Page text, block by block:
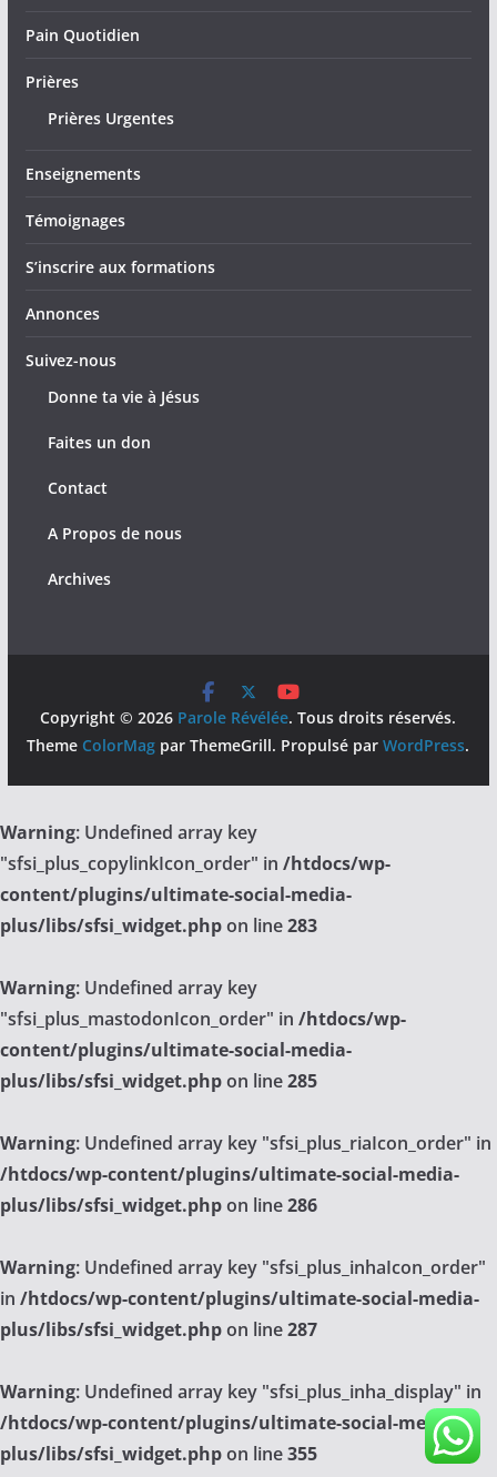
Pain Quotidien
Prières
Prières Urgentes
Enseignements
Témoignages
S’inscrire aux formations
Annonces
Suivez-nous
Donne ta vie à Jésus
Faites un don
Contact
A Propos de nous
Archives
Copyright © 2026 Parole Révélée. Tous droits réservés.
Theme ColorMag par ThemeGrill. Propulsé parWordPress.
Warning: Undefined array key
"sfsi_plus_copylinkIcon_order" in /htdocs/wp-
content/plugins/ultimate-social-media-
plus/libs/sfsi_widget.phpon line283
Warning: Undefined array key
"sfsi_plus_mastodonIcon_order" in /htdocs/wp-
content/plugins/ultimate-social-media-
plus/libs/sfsi_widget.phpon line285
Warning: Undefined array key "sfsi_plus_riaIcon_order" in
/htdocs/wp-content/plugins/ultimate-social-media-
plus/libs/sfsi_widget.phpon line286
Warning: Undefined array key "sfsi_plus_inhaIcon_order"
in /htdocs/wp-content/plugins/ultimate-social-media-
plus/libs/sfsi_widget.phpon line287
Warning: Undefined array key "sfsi_plus_inha_display" in
/htdocs/wp-content/plugins/ultimate-social-media-
plus/libs/sfsi_widget.phpon line355